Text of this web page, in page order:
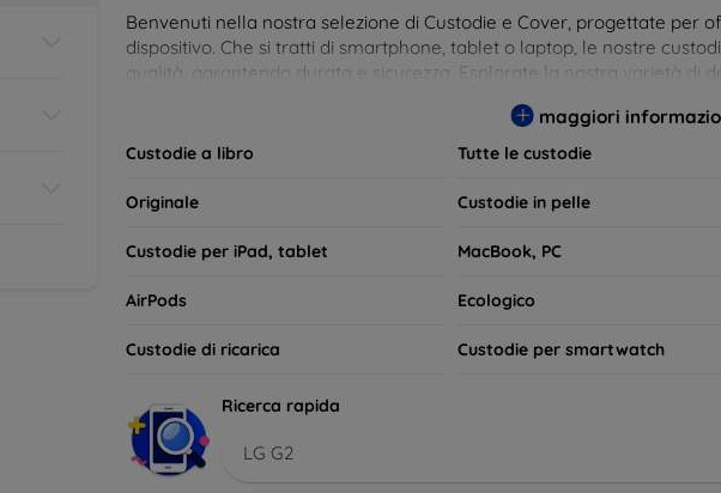
Benvenuti nella nostra selezione di Custodie e Cover, progettate per
dispositivo. Che si tratti di smartphone, tablet o laptop, le nostre
qualità, garantendo durata e sicurezza. Esplorate la nostra varietà di
maggiori
Custodie a libro Tutte le custodie
Originale Custodie in pelle
Custodie per iPad, tablet MacBook, PC
AirPods Ecologico
Custodie di ricarica Custodie per smartwatch
Ricerca rapida
LG G2